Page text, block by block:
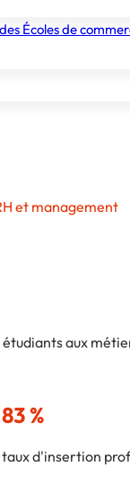
Écoles de
et management
aux
83 %
taux d'insertion